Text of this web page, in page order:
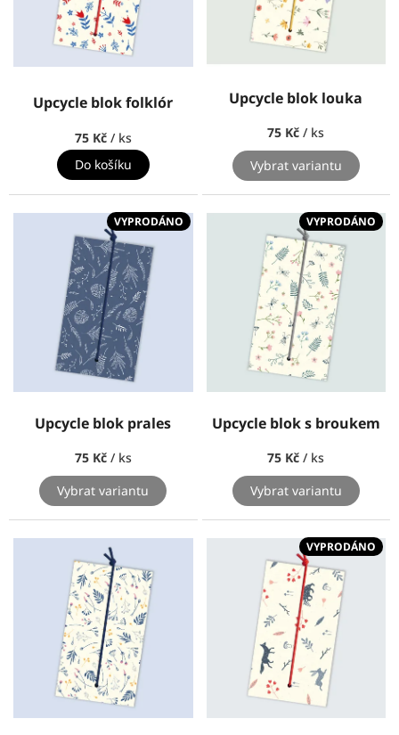
u
Upcycle blok folklór
75 Kč / ks
Do košíku
Upcycle blok louka
75 Kč/ ks
Vybrat variantu
VYPRODÁNO
Upcycle blok prales
75 Kč / ks
Vybrat variantu
VYPRODÁNO
Upcycle blok s broukem
75 Kč/ ks
Vybrat variantu
VYPRODÁNO